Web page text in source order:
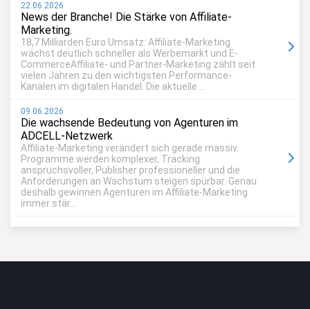
22.06.2026
News der Branche! Die Stärke von Affiliate-
Marketing.
18,7 Milliarden Euro Umsatz: Affiliate-Marketing
wächst deutlich schneller als Werbemarkt und E-
CommerceAffiliate- und Partner-Marketing zählt seit
vielen Jahren zu den wichtigsten Performance-
Kanälen im digitalen Handel. Die aktuelle ...
09.06.2026
Die wachsende Bedeutung von Agenturen im
ADCELL-Netzwerk
Affiliate-Marketing verändert sich gerade massiv.
Programme werden komplexer, Tracking
anspruchsvoller, Publisher professioneller und die
Anforderungen an Wachstum steigen spürbar. Genau
deshalb gewinnen Agenturen im Affiliate-Marketing
immer stär...